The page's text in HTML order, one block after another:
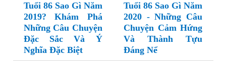
Tuổi 86 Sao Gì Năm
2019? Khám Phá
Những Câu Chuyện
Đặc Sắc Và Ý
Nghĩa Đặc Biệt
Tuổi 86 Sao Gì Năm
2020 - Những Câu
Chuyện Cảm Hứng
Và Thành Tựu
Đáng Nể